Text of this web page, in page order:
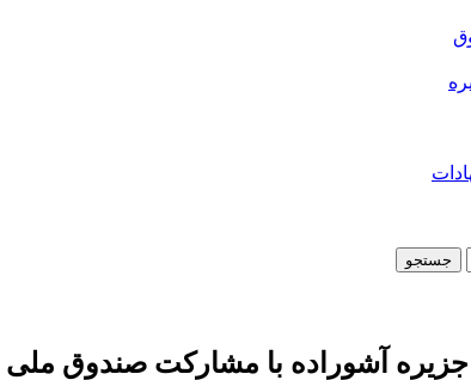
جستجو
آشوراده با مشارکت صندوق